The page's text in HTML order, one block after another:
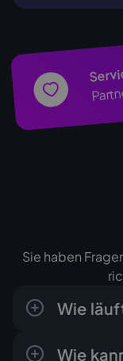
Sie haben
Wie
Wie